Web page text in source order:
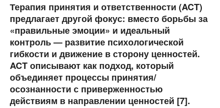
Терапия принятия и ответственности (ACT)
предлагает другой фокус: вместо борьбы за
«правильные эмоции» и идеальный
контроль — развитие психологической
гибкости и движение в сторону ценностей.
ACT описывают как подход, который
объединяет процессы принятия/
осознанности с приверженностью
действиям в направлении ценностей [7].